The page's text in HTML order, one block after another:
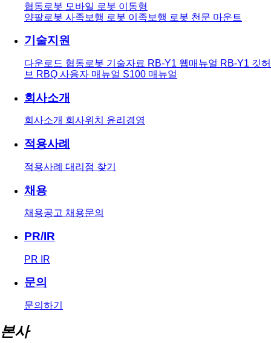
협동로봇 모바일 로봇 이동형
양팔로봇 사족보행 로봇 이족보행 로봇 천문 마운트
기술지원
다운로드 협동로봇 기술자료 RB-Y1 웹매뉴얼 RB-Y1 깃허
브 RBQ 사용자 매뉴얼 S100 매뉴얼
회사소개
회사소개 회사위치 윤리경영
적용사례
적용사례 대리점 찾기
채용
채용공고 채용문의
PR/IR
PR IR
문의
문의하기
본사